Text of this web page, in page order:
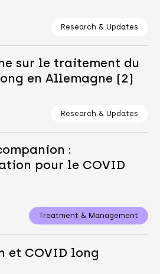
Research & Updates
sur le traitement du
en Allemagne (2)
Research & Updates
:
pour le COVID
Treatment & Management
et COVID long